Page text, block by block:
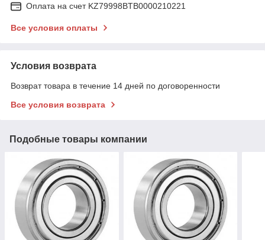
Оплата на счет KZ79998BTB0000210221
Все условия оплаты
Условия возврата
Возврат товара в течение 14 дней по договоренности
Все условия возврата
Подобные товары компании